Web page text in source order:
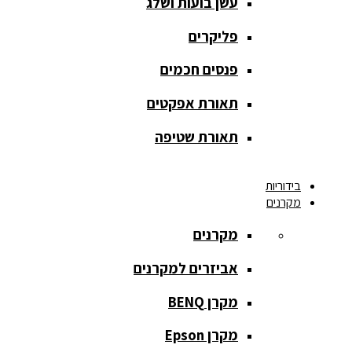
מסך הקרנה
roll up
מסך הקרנה
חצובה
ידני
מסך הקרנה
מסך הקרנה
קבוע
פליקרים
פנסים חכמים
תאורת אפקטים
תאורת שטיפה
בידוריות
מקרנים
מקרנים
אביזרים למקרנים
מקרן BENQ
מקרן Epson